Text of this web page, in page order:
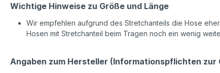
Wichtige Hinweise zu Größe und Länge
Wir empfehlen aufgrund des Stretchanteils die Hose
Hosen mit Stretchanteil beim Tragen noch ein wenig
Angaben zum Hersteller (Informationspflichten zur